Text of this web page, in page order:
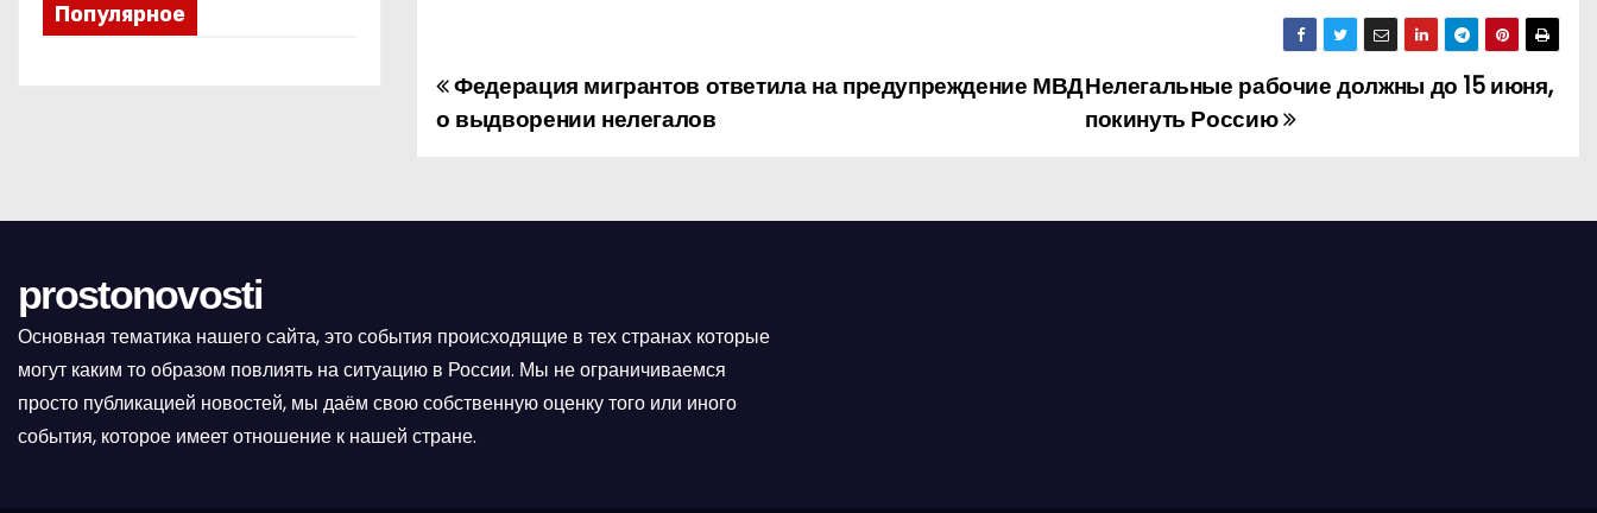
Популярное
Н
а
ц
и
Нелегальные рабочие должны до 15 июня,
покинуть Россию
Федерация мигрантов ответила на предупреждение МВД
о выдворении нелегалов
prostonovosti
Основная тематика нашего сайта, это события происходящие в тех странах которые
могут каким то образом повлиять на ситуацию в России. Мы не ограничиваемся
просто публикацией новостей, мы даём свою собственную оценку того или иного
события, которое имеет отношение к нашей стране.